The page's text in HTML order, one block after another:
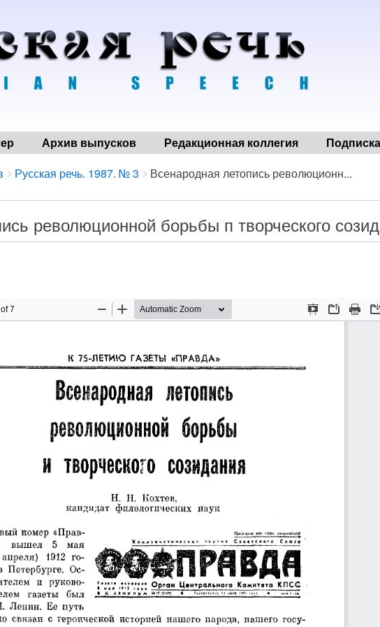
Архив выпусков Редакционная коллегия Подписка
Русская речь. 1987. № 3 Всенародная летопись революционн...
революционной борьбы п творческого